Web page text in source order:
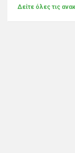
Δείτε όλες τις